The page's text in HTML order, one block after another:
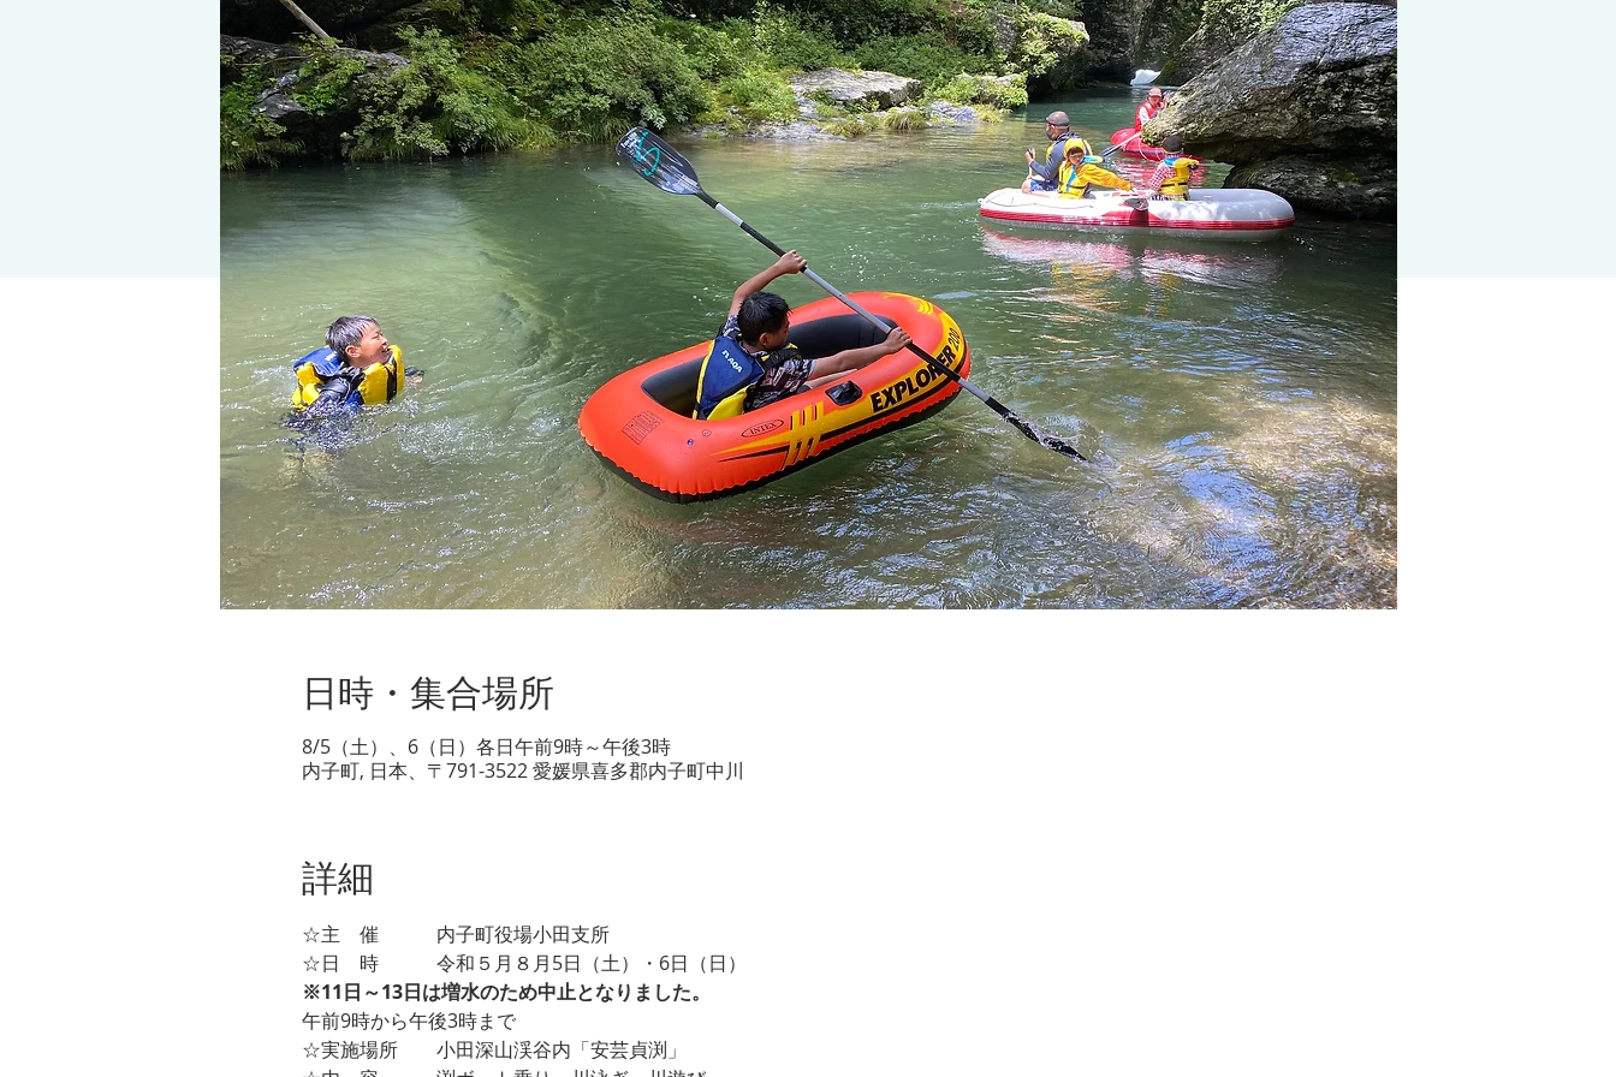
日時・集合場所
8/5（土）、6（日）各日午前9時～午後3時
内子町, 日本、〒791-3522 愛媛県喜多郡内子町中川
詳細
☆主　催　　　内子町役場小田支所
☆日　時　　　令和５月８月5日（土）・6日（日）
※11日～13日は増水のため中止となりました。
午前9時から午後3時まで
☆実施場所　　小田深山渓谷内「安芸貞渕」